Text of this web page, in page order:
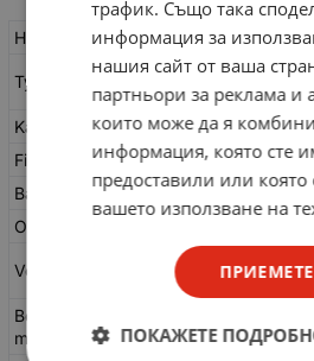
Hersteller Agfa Camera Werk AG
Typ
Agfa Box 44 /
"Preisbox" schwarz
Kameratyp
Boxkamera
Filmtyp
6 x 9 cm,Rollfilm
Baujahr
1932 - 1936
Optik
Verschluss
Rotary Disk Verschluss
und "B"
Belichtungs
messung
ohne
трафик. Също така
информация за
нашия сайт от ваша
партньори за реклама и
които може да я
информация, която сте
предоставили или която
вашето използване на
ПОКАЖЕТЕ